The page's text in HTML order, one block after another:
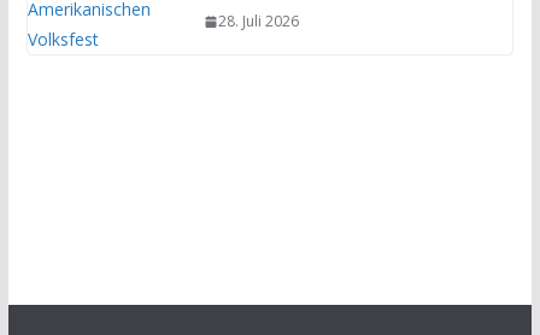
28. Juli 2026